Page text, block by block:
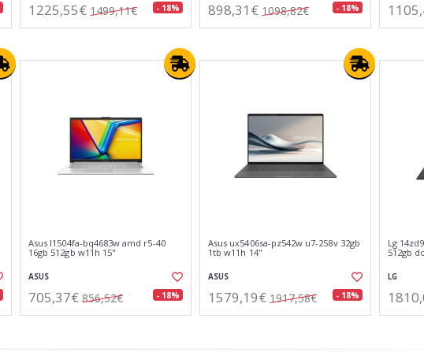
1225,55€ 1499,11€ - 18% 898,31€ 1098,82€ - 18%
Asus l1504fa-bq4683w amd r5-40
16gb 512gb w11h 15"
ASUS
705,37€ 856,52€ - 18%
Asus ux5406sa-pz542w u7-258v 32gb
1tb w11h 14"
ASUS
1579,19€ 1917,58€ - 18%
Lg
512gb
LG